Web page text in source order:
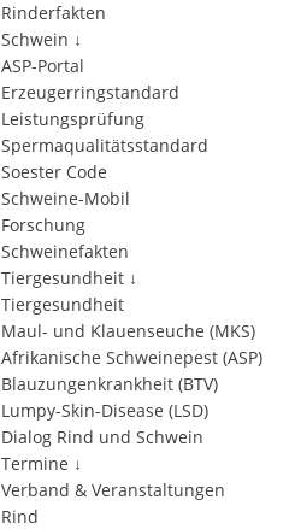
Rinderfakten
Schwein ↓
ASP-Portal
Erzeugerringstandard
Leistungsprüfung
Spermaqualitätsstandard
Soester Code
Schweine-Mobil
Forschung
Schweinefakten
Tiergesundheit ↓
Tiergesundheit
Maul- und Klauenseuche (MKS)
Afrikanische Schweinepest (ASP)
Blauzungenkrankheit (BTV)
Lumpy-Skin-Disease (LSD)
Dialog Rind und Schwein
Termine ↓
Verband & Veranstaltungen
Rind